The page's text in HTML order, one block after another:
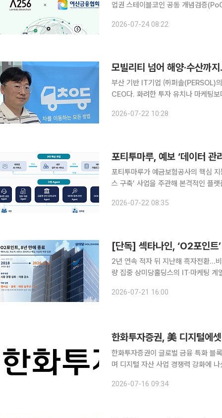
업권 스테이블코인 공동 개념검증(PoC)’을 완료했
적으로 검증하기 위해 추진됐다. 검증
2026-07-24 08:22
모빌리티 넘어 해양·수산까
부산 기반 IT기업 ㈜퍼솔(PERSOL)
CEO다. 화려한 투자 유치나 마케팅보다 현장의 문제를 기술로 해결하는 데 집중해 온 그는 지난
업계에 알려진 것은 영남권 최대 대리
2026-07-22 10:28
포티투마루, 예보 ‘데이터
포티투마루가 예금보험공사의 핵심
스 구축’ 사업을 주관해 본격적인 플랫
성하는 1차년도 사업으로, 포티투마
2026-07-22 08:35
2년 연속 적자 뒤 지난해 흑자전환…
량 집중 상미당홀딩스의 IT·마케팅 계열사 섹타나인이 소규모 카페‧매장 대상 고객관리 플랫폼 ‘O2
율화로 흑자전환에 성공한 데 이어 경
2026-07-21 16:00
한화투자증권, 美 디지털에
한화투자증권이 글로벌 금융 특화 블
며 디지털 자산 사업 경쟁력 강화에 나섰다. 한화투자증권은 디지털애셋홀딩스에 대
체인인 ‘캔톤 네트워크’를 운영하는
2026-07-16 09:34